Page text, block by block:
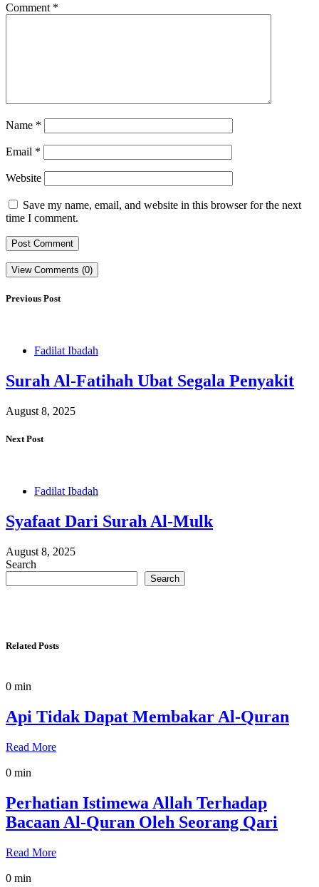
Comment *
Name *
Email *
Website
Save my name, email, and website in this browser for the next
time I comment.
View Comments (0)
Previous Post
Fadilat Ibadah
Surah Al-Fatihah Ubat Segala Penyakit
August 8, 2025
Next Post
Fadilat Ibadah
Syafaat Dari Surah Al-Mulk
August 8, 2025
Search
Search
Related Posts
0 min
Api Tidak Dapat Membakar Al-Quran
Read More
0 min
Perhatian Istimewa Allah Terhadap
Bacaan Al-Quran Oleh Seorang Qari
Read More
0 min